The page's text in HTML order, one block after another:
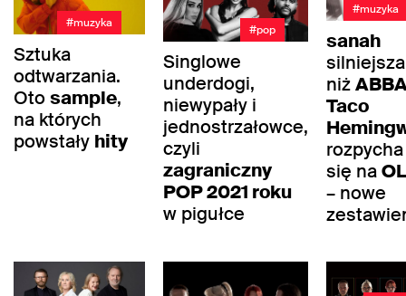
#muzyka
Sztuka
odtwarzania.
Otosample,
na których
powstały hity
#pop
Singlowe
underdogi,
niewypały i
jednostrzałowce,
czyli
zagraniczny
POP 2021 roku
w pigułce
#muzyka
sanah
silniejsza
niż
Taco
rozpycha
się na
– nowe